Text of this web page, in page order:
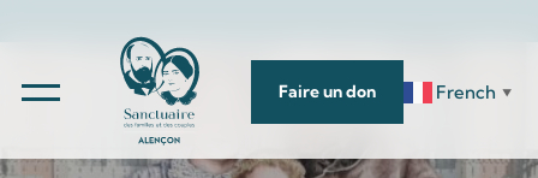
Faire un don French ▼